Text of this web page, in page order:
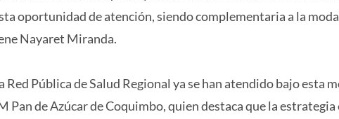
oportunidad de atención, siendo complementaria a la
Nayaret Miranda.
Pública de Salud Regional ya se han atendido bajo esta
Pan de Azúcar de Coquimbo, quien destaca que la estrategia